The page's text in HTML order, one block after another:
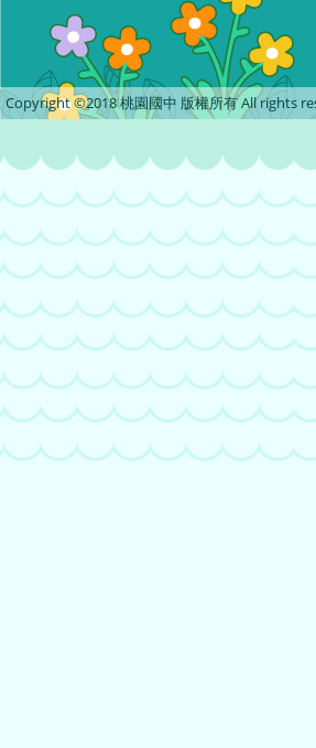
Copyright ©2018 桃園國中 版權所有 All rights